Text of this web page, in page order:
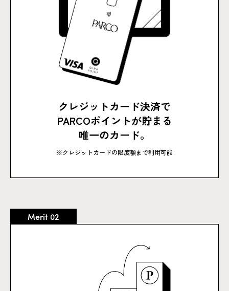
クレジットカード決済で
PARCOポイントが貯まる
唯一のカード。
※クレジットカードの限度額まで利用可能
Merit 02